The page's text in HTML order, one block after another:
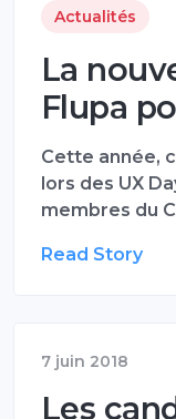
Actualités
La
Flupa
Cette année,
lors des UX
membres du
Read Story
7 juin 2018
Les